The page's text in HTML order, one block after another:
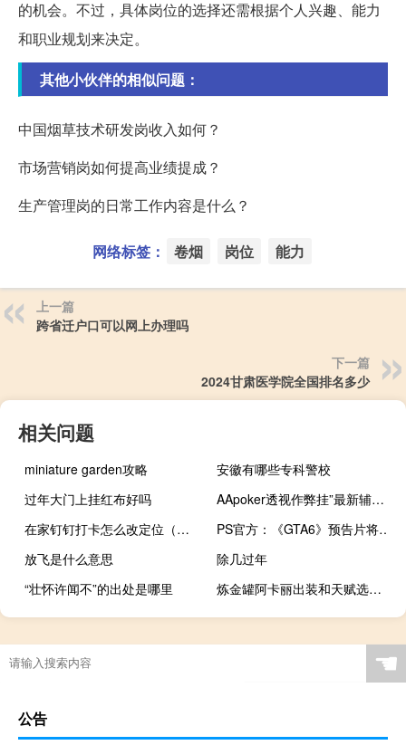
的机会。不过，具体岗位的选择还需根据个人兴趣、能力
和职业规划来决定。
其他小伙伴的相似问题：
中国烟草技术研发岗收入如何？
市场营销岗如何提高业绩提成？
生产管理岗的日常工作内容是什么？
网络标签： 卷烟 岗位 能力
上一篇
跨省迁户口可以网上办理吗
下一篇
2024甘肃医学院全国排名多少
相关问题
miniature garden攻略
安徽有哪些专科警校
过年大门上挂红布好吗
AApoker透视作弊挂”最新辅助详细教程
在家钉钉打卡怎么改定位（钉钉打卡怎么改定位）
PS官方：《GTA6》预告片将会引爆互联网
放飞是什么意思
除几过年
“壮怀许闻不”的出处是哪里
炼金罐阿卡丽出装和天赋选择什么梗
☚
公告